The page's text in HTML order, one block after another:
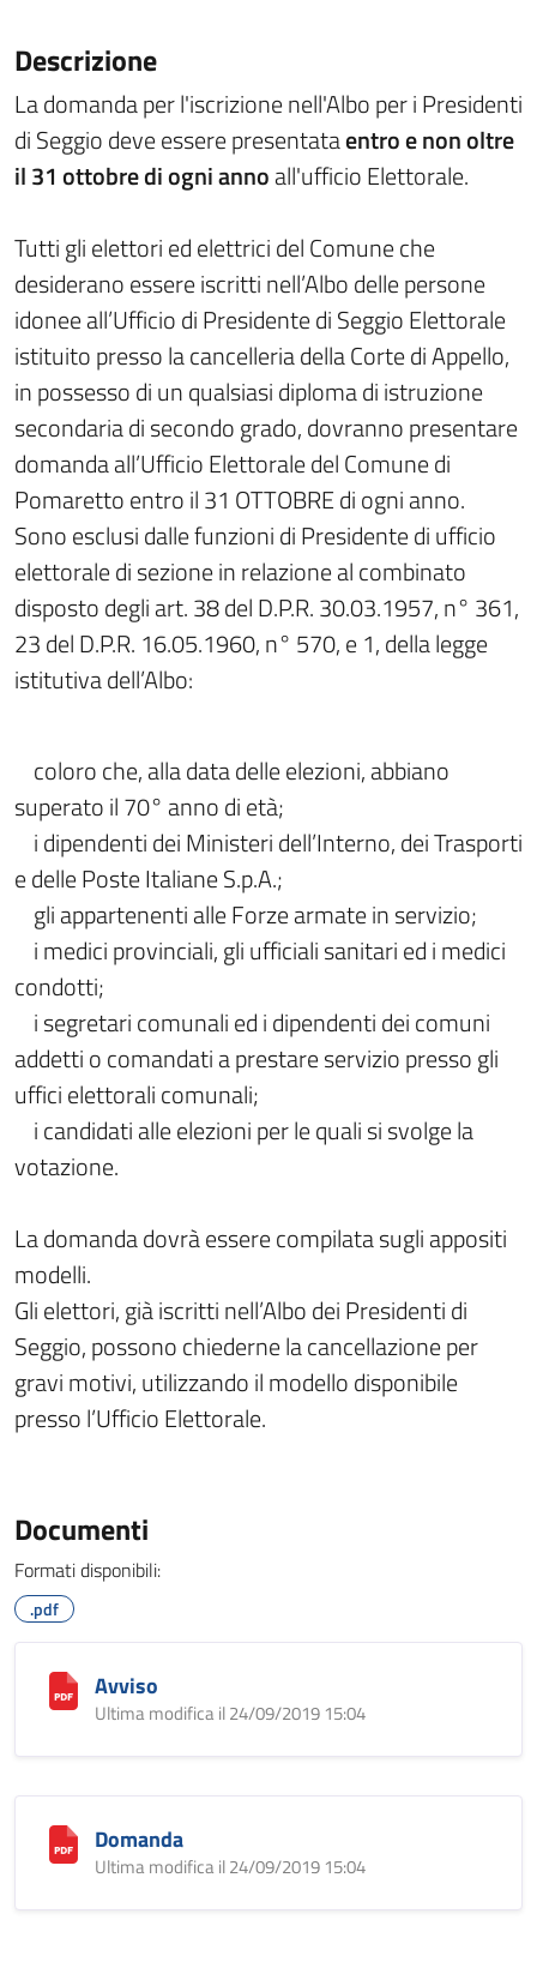
Descrizione
La domanda per l'iscrizione nell'Albo per i Presidenti
di Seggio deve essere presentataentro e non oltre
il 31 ottobre di ogni annoall'ufficio Elettorale.
Tutti gli elettori ed elettrici del Comune che
desiderano essere iscritti nell’Albo delle persone
idonee all’Ufficio di Presidente di Seggio Elettorale
istituito presso la cancelleria della Corte di Appello,
in possesso di un qualsiasi diploma di istruzione
secondaria di secondo grado, dovranno presentare
domanda all’Ufficio Elettorale del Comune di
Pomaretto entro il 31 OTTOBRE di ogni anno.
Sono esclusi dalle funzioni di Presidente di ufficio
elettorale di sezione in relazione al combinato
disposto degli art. 38 del D.P.R. 30.03.1957, n° 361,
23 del D.P.R. 16.05.1960, n° 570, e 1, della legge
istitutiva dell’Albo:
coloro che, alla data delle elezioni, abbiano
superato il 70° anno di età;
i dipendenti dei Ministeri dell’Interno, dei Trasporti
e delle Poste Italiane S.p.A.;
gli appartenenti alle Forze armate in servizio;
i medici provinciali, gli ufficiali sanitari ed i medici
condotti;
i segretari comunali ed i dipendenti dei comuni
addetti o comandati a prestare servizio presso gli
uffici elettorali comunali;
i candidati alle elezioni per le quali si svolge la
votazione.
La domanda dovrà essere compilata sugli appositi
modelli.
Gli elettori, già iscritti nell’Albo dei Presidenti di
Seggio, possono chiederne la cancellazione per
gravi motivi, utilizzando il modello disponibile
presso l’Ufficio Elettorale.
Documenti
Formati disponibili:
.pdf
Avviso
Ultima modifica il 24/09/2019 15:04
Domanda
Ultima modifica il 24/09/2019 15:04